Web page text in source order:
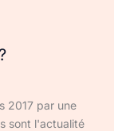
2017 par une
sont l'actualité